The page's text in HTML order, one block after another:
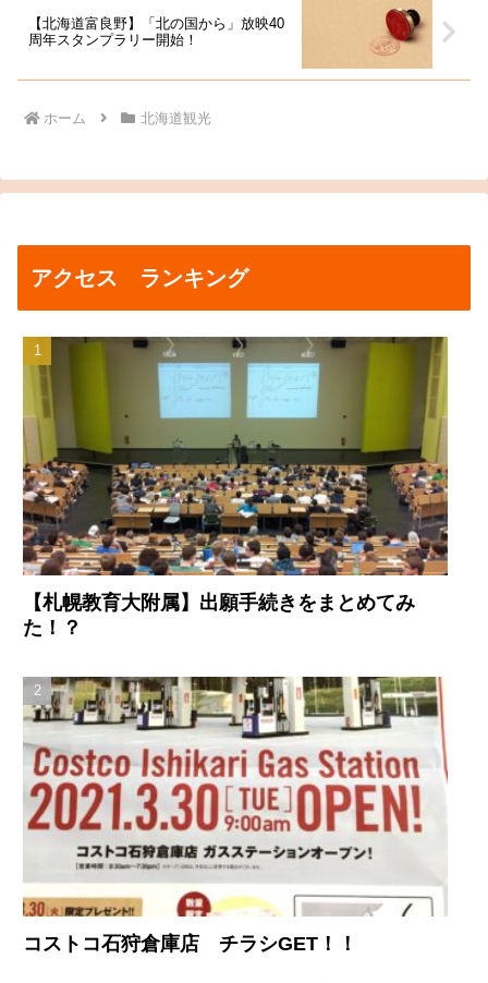
【北海道富良野】「北の国から」放映40
周年スタンプラリー開始！
ホーム 北海道観光
アクセス ランキング
【札幌教育大附属】出願手続きをまとめてみ
た！？
コストコ石狩倉庫店 チラシGET！！